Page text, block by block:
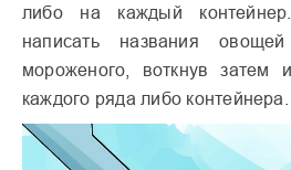
либо на каждый
написать названия
мороженого, воткнув
каждого ряда либо контейнера.